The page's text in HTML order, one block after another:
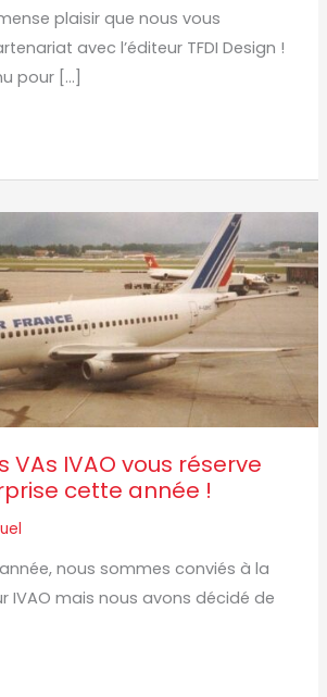
plaisir que nous vous
avec l’éditeur TFDI Design !
pour […]
VAs IVAO vous réserve
cette année !
nous sommes conviés à la
IVAO mais nous avons décidé de